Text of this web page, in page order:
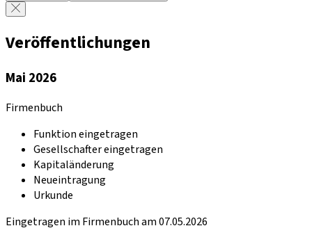
Veröffentlichungen
Mai 2026
Firmenbuch
Funktion eingetragen
Gesellschafter eingetragen
Kapitaländerung
Neueintragung
Urkunde
Eingetragen im Firmenbuch am 07.05.2026